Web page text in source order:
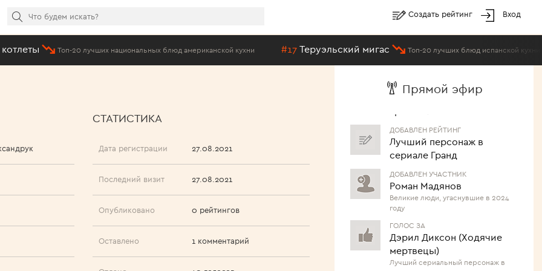
Создать рейтинг Вход
Топ-20 лучших национальных блюд американской кухни Теруэльский мигас Топ-20 лучших блюд испанской кухни
СТАТИСТИКА
Дата регистрации 27.08.2021
Последний визит 27.08.2021
Опубликовано 0 рейтингов
Оставлено 1 комментарий
Прямой эфир
Топ-25 отечественных
актрис с голливудской
ДОБАВЛЕН РЕЙТИНГ
Лучший персонаж в
сериале Гранд
ДОБАВЛЕН УЧАСТНИК
Роман Мадянов
Великие люди, угаснувшие в 2024
ГОЛОС ЗА
Дэрил Диксон (Ходячие
мертвецы)
Лучший сериальный персонаж в
истории